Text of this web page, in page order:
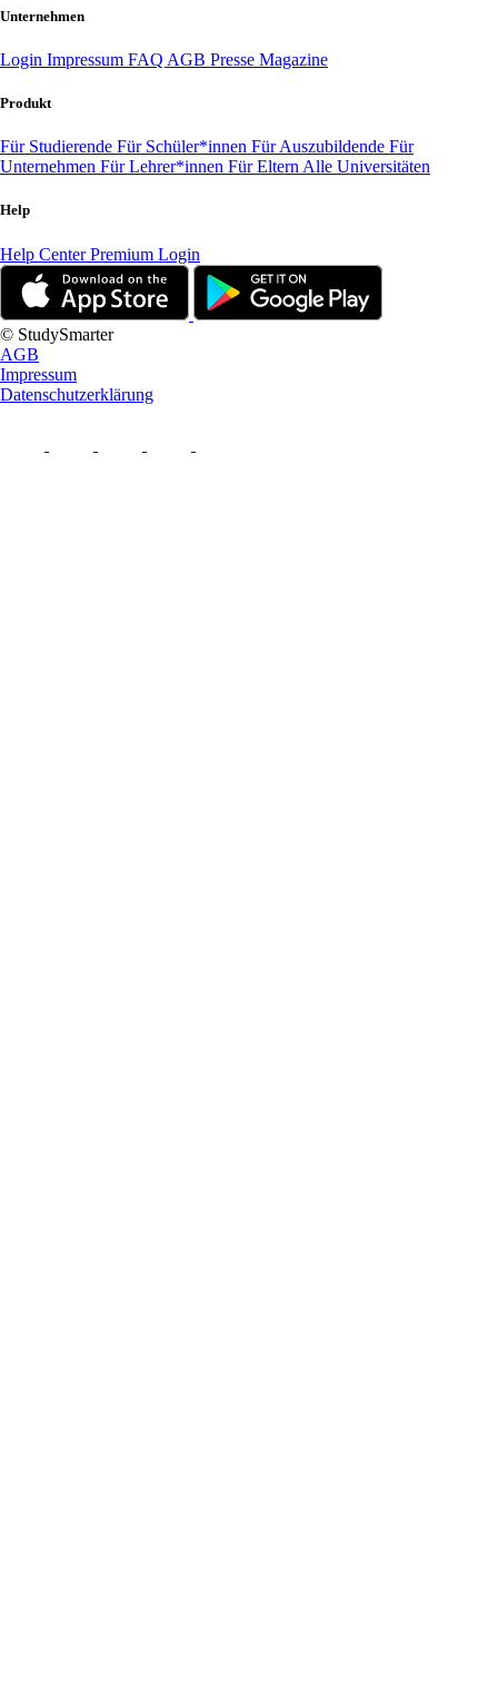
Unternehmen
Login Impressum FAQ AGB Presse Magazine
Produkt
Für Studierende Für Schüler*innen Für Auszubildende Für
Unternehmen Für Lehrer*innen Für Eltern Alle Universitäten
Help
Help CenterPremium Login
© StudySmarter
AGB
Impressum
Datenschutzerklärung